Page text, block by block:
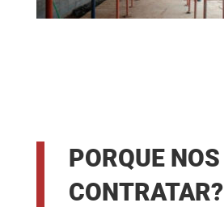
PORQUE NOS
CONTRATAR?